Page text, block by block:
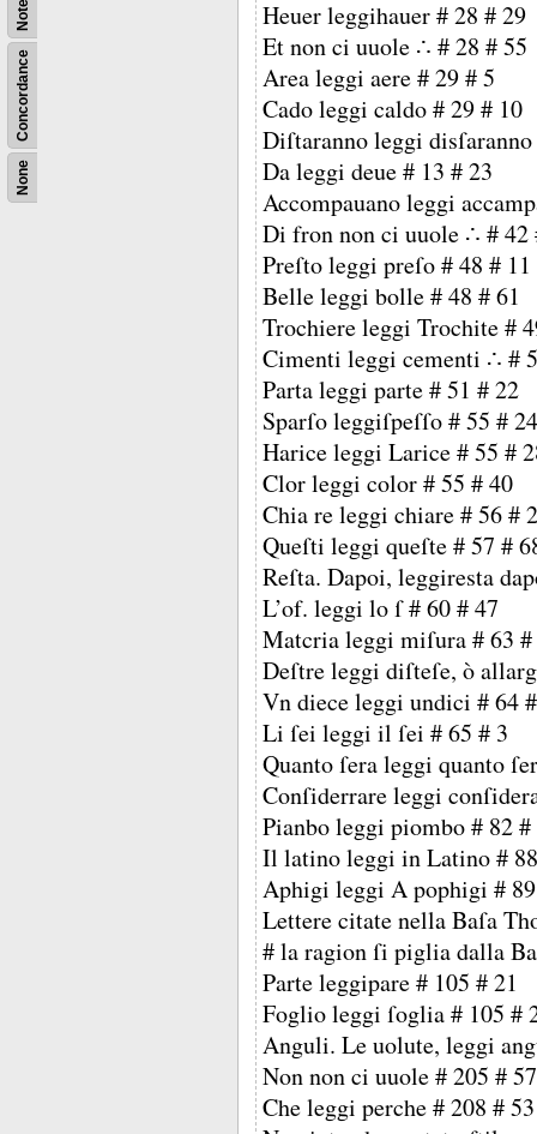
None
Concordance
Notes
Heuer leggihauer # 28 # 29
Et non ci uuole ∴ # 28 # 55
Area leggi aere # 29 # 5
Cado leggi caldo # 29 # 10
Diſtaranno leggi
Da leggi deue # 13 # 23
Accompauano leggi
Di fron non ci uuole ∴ # 42
Preſto leggi preſo # 48 # 11
Belle leggi bolle # 48 # 61
Trochiere leggi Trochite #
Cimenti leggi cementi ∴ #
Parta leggi parte # 51 # 22
Sparſo leggiſpeſſo # 55 # 24
Harice leggi Larice # 55 #
Clor leggi color # 55 # 40
Chia re leggi chiare # 56 #
Queſti leggi queſte # 57 #
Reſta. Dapoi, leggiresta
L’of. leggi lo ſ # 60 # 47
Matcria leggi miſura # 63
Deſtre leggi diſteſe, ò
Vn diece leggi undici # 64
Li ſei leggi il ſei # 65 # 3
Quanto ſera leggi quanto
Conſiderrare leggi
Pianbo leggi piombo # 82 #
Il latino leggi in Latino #
Aphigi leggi A pophigi #
Lettere citate nella Baſa
# la ragion ſi piglia dalla
Parte leggipare # 105 # 21
Foglio leggi ſoglia # 105 #
Anguli. Le uolute, leggi
Non non ci uuole # 205 # 57
Che leggi perche # 208 # 53